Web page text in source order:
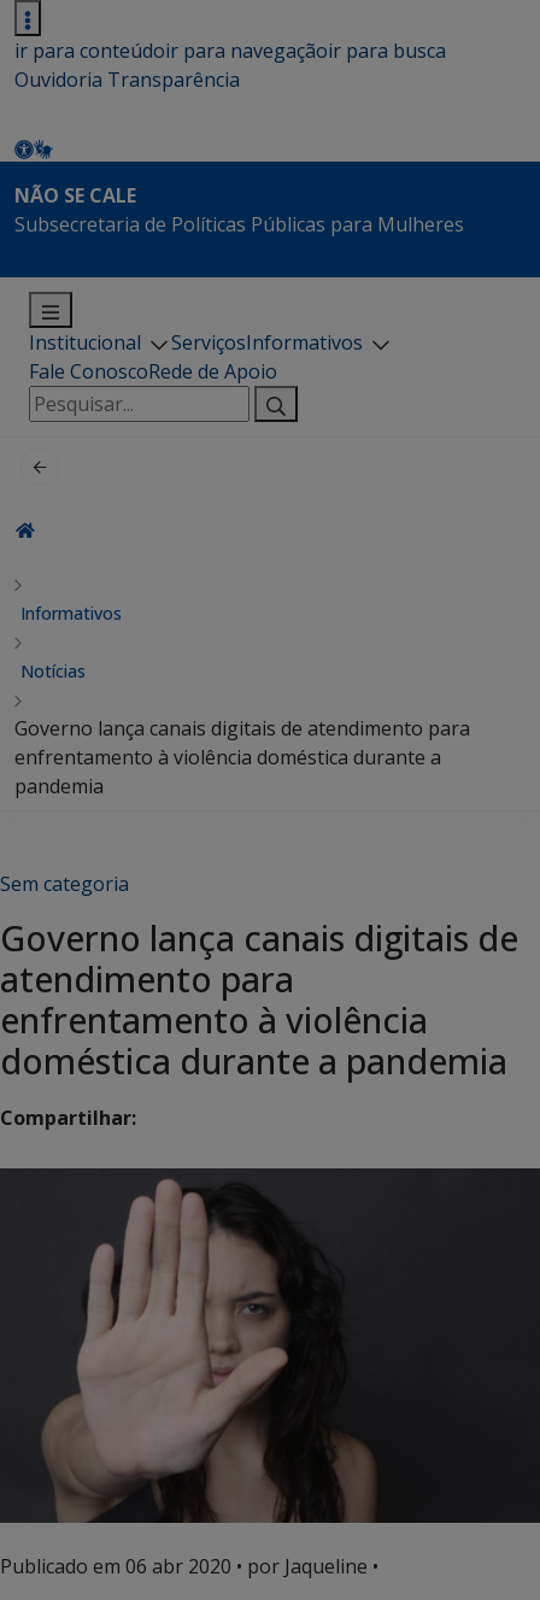
ir para conteúdoir para navegaçãoir para busca
Ouvidoria Transparência
NÃO SE CALE
Subsecretaria de Políticas Públicas para Mulheres
Institucional ServiçosInformativos
Fale ConoscoRede de Apoio
Pesquisar
por:
Informativos
Notícias
Governo lança canais digitais de atendimento para
enfrentamento à violência doméstica durante a
pandemia
Sem categoria
Governo lança canais digitais de
atendimento para
enfrentamento à violência
doméstica durante a pandemia
Compartilhar:
Publicado em 06 abr 2020 • por Jaqueline •